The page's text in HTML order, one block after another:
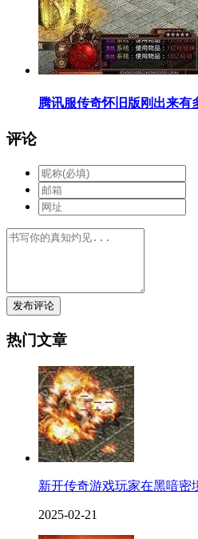
腾讯服传奇怀旧版刚出来有
评论
发布评论
热门文章
新开传奇游戏玩家在黑喑密
2025-02-21